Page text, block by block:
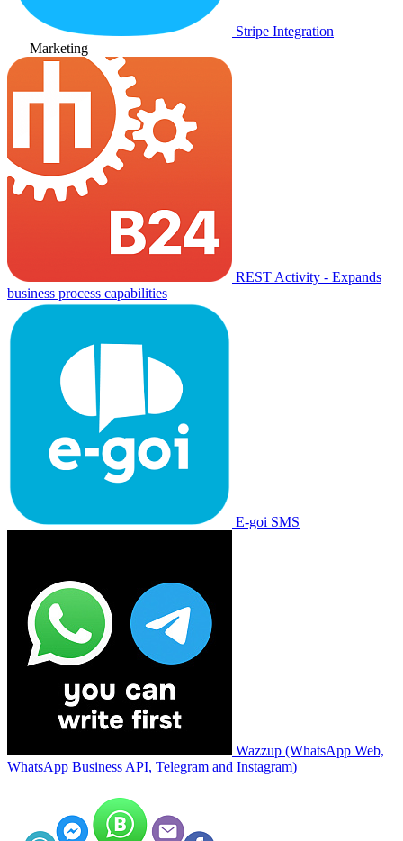
Stripe Integration
Marketing
REST Activity - Expands
business process capabilities
E-goi SMS
Wazzup (WhatsApp Web,
WhatsApp Business API, Telegram and Instagram)